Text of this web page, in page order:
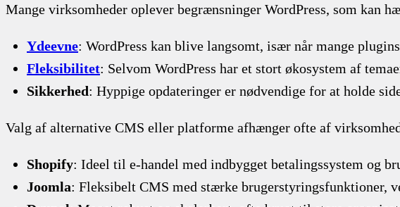
Mange virksomheder oplever begrænsninger WordPress, som kan
Ydeevne: WordPress kan blive langsomt, især når mange
Fleksibilitet: Selvom WordPress har et stort økosystem af
Sikkerhed: Hyppige opdateringer er nødvendige for at holde
Valg af alternative CMS eller platforme afhænger ofte af
Shopify: Ideel til e-handel med indbygget betalingssystem og
Joomla: Fleksibelt CMS med stærke brugerstyringsfunktioner,